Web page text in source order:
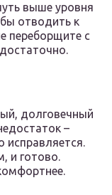
выше уровня
отводить к
переборщите с
долговечный
–
исправляется.
и готово.